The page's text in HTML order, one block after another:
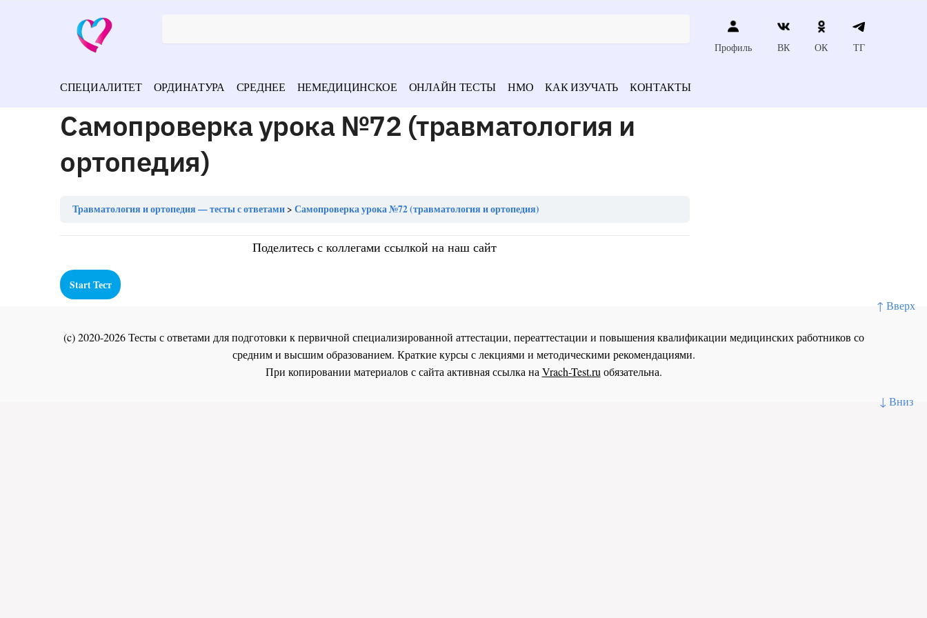
↑ Вверх
↓ Вниз
Профиль ВК ОК ТГ
СПЕЦИАЛИТЕТ ОРДИНАТУРА СРЕДНЕЕ НЕМЕДИЦИНСКОЕ ОНЛАЙН ТЕСТЫ НМО КАК ИЗУЧАТЬ КОНТАКТЫ
Самопроверка урока №72 (травматология и
ортопедия)
Травматология и ортопедия — тесты с ответами Самопроверка урока №72 (травматология и ортопедия)
Поделитесь с коллегами ссылкой на наш сайт
(c) 2020-2026 Тесты с ответами для подготовки к первичной специализированной аттестации, переаттестации и повышения квалификации медицинских работников со
средним и высшим образованием. Краткие курсы с лекциями и методическими рекомендациями.
При копировании материалов с сайта активная ссылка на Vrach-Test.ru обязательна.